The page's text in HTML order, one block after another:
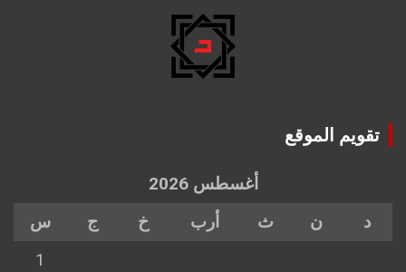
تقويم الموقع
أغسطس 2026
د
ن ث أرب خ ج
س
1